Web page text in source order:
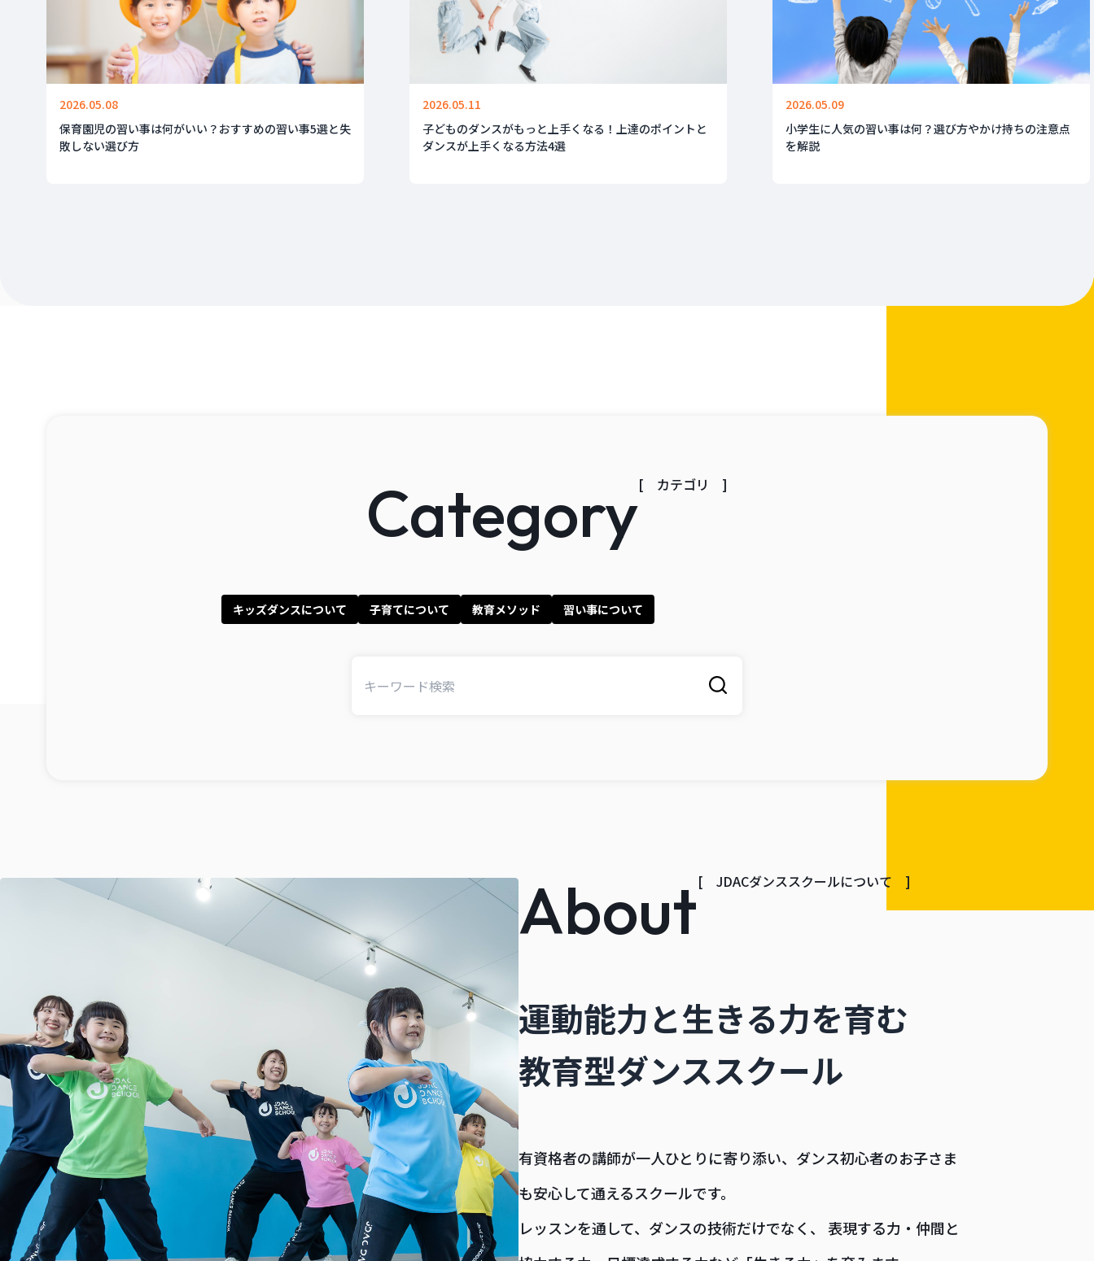
2026.05.08
保育園児の習い事は何がいい？おすすめの習い事5選と失
敗しない選び方
2026.05.11
子どものダンスがもっと上手くなる！上達のポイントと
ダンスが上手くなる方法4選
2026.05.09
小学生に人気の習い事は何？選び方やかけ持ちの注意点
を解説
Category[ カテゴリ ]
キッズダンスについて 子育てについて 教育メソッド 習い事について
About[ JDACダンススクールについて ]
運動能力と生きる力を育む
教育型ダンススクール
有資格者の講師が一人ひとりに寄り添い、ダンス初心者のお子さま
も安心して通えるスクールです。
レッスンを通して、ダンスの技術だけでなく、 表現する力・仲間と